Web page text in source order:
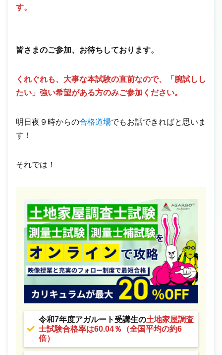
す。
皆さまのご参加、お待ちしております。
くれぐれも、大事な本試験の直前なので、「腕試しし
たい」強い希望がある方のみご参加ください。
明日夜９時からの合格道場でもお話できればと思いま
す！
それでは！
令和7年度アガルート受講生の土地家屋調査
士試験合格率は60.04％（全国平均の約6
倍）